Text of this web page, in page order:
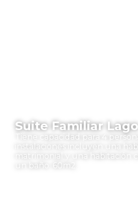
Suite Familiar Lago
Tiene capacidad para 4
instalaciones incluyen una
matrimonial y una habitación
un baño. 60m2.